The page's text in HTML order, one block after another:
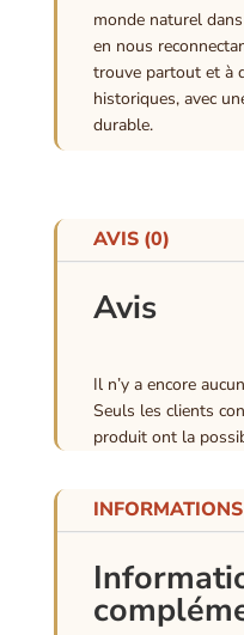
monde naturel
en nous
trouve partout et à
historiques, avec
durable.
AVIS (0)
Avis
Il n’y a encore
Seuls les clients
produit ont la